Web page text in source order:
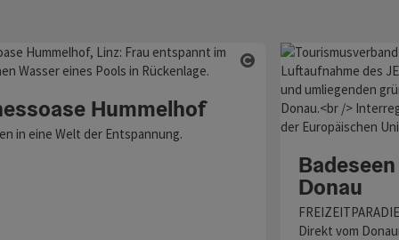
Copyright öffnen
Hummelhof
in eine Welt der Entspannung.
Donau
Direkt vom